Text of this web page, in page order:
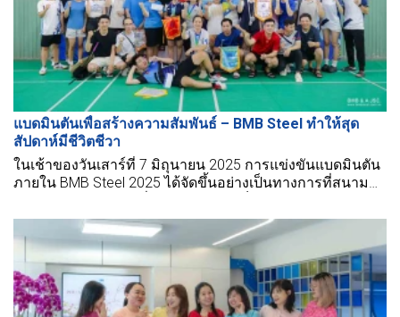
แบดมินตันเพื่อสร้างความสัมพันธ์ – BMB Steel ทำให้สุด
สัปดาห์มีชีวิตชีวา
ในเช้าของวันเสาร์ที่ 7 มิถุนายน 2025 การแข่งขันแบดมินตัน
ภายใน BMB Steel 2025 ได้จัดขึ้นอย่างเป็นทางการที่สนาม
เต็มไปด้วยความสามัคคีและพลังงาน.